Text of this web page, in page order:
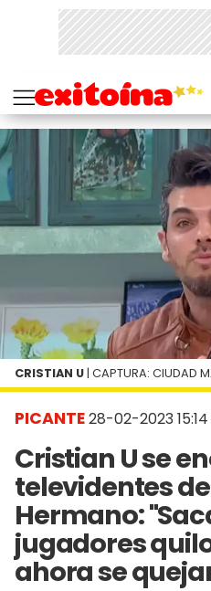
PICANTE28-02-2023 15:14
Cristian U se
televidentes
Hermano:
jugadores
ahora se
CRISTIAN U | CAPTURA: CIUDAD